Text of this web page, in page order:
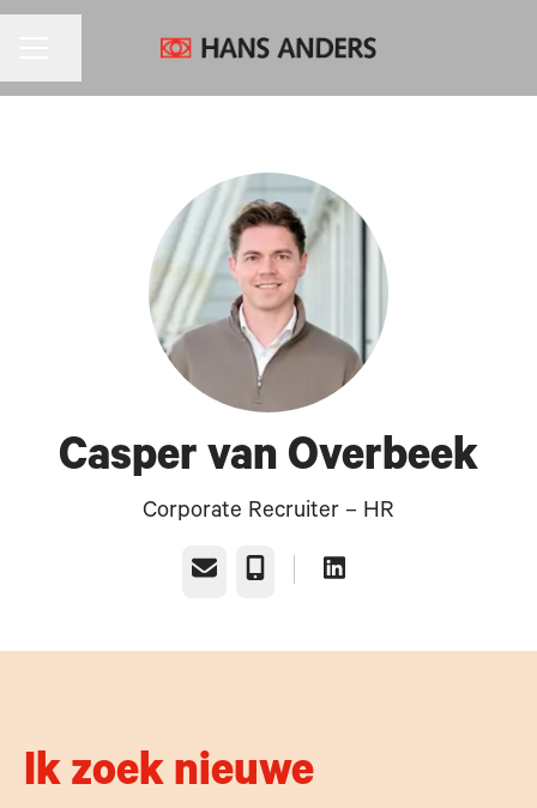
Casper van Overbeek
Corporate Recruiter – HR
E-mailadresTelefoonnummer
Ik zoek nieuwe